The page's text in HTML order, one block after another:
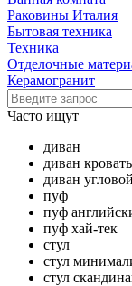
Раковины Италия
Бытовая техника
Техника
Отделочные
Керамогранит
Часто ищут
диван
диван кровать
диван угловой
пуф
пуф
пуф хай-тек
стул
стул
стул